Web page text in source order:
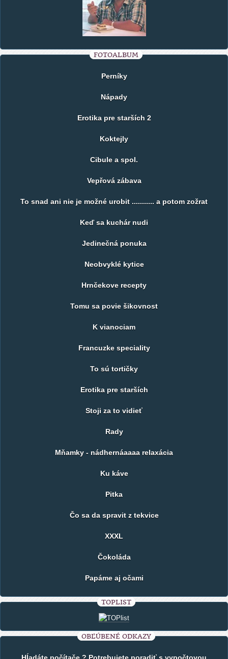
FOTOALBUM
Perníky
Nápady
Erotika pre starších 2
Koktejly
Cibule a spol.
Vepřová zábava
To snad ani nie je možné urobit ........... a potom zožrat
Keď sa kuchár nudi
Jedinečná ponuka
Neobvyklé kytice
Hrnčekove recepty
Tomu sa povie šikovnost
K vianociam
Francuzke speciality
To sú tortičky
Erotika pre starších
Stoji za to vidieť
Rady
Mňamky - nádhernáaaaa relaxácia
Ku káve
Pitka
Čo sa da spravit z tekvice
XXXL
Čokoláda
Papáme aj očami
TOPLIST
OBĽÚBENÉ ODKAZY